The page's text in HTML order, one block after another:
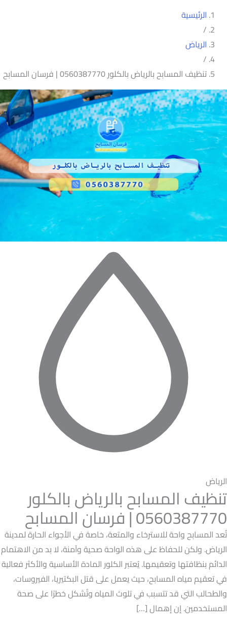
الرئيسية
/
الرياض
/
تنظيف المسابح بالرياض بالكلور 0560387770 | فرسان المسابح
الرياض
تنظيف المسابح بالرياض بالكلور
0560387770 | فرسان المسابح
تُعد المسابح واحة للاسترخاء والمتعة، خاصة في الأجواء الحارة لمدينة
الرياض. ولكن للحفاظ على هذه الواحة صحية وآمنة، لا بد من الاهتمام
الدائم بنظافتها وتعقيمها. يُعتبر الكلور المادة الأساسية والأكثر فعالية
في تعقيم مياه المسابح، حيث يعمل على قتل البكتيريا، الفيروسات،
والطحالب التي قد تتسبب في تلوث المياه وتُشكل خطرًا على صحة
المستخدمين. إن إهمال […]